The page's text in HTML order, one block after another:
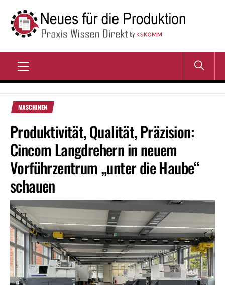
Inhalt
springen
NEUES FÜR DIE
PRODUKTION
Menu
MASCHINEN
Produktivität, Qualität, Präzision:
Cincom Langdrehern in neuem
Vorführzentrum „unter die Haube“
schauen